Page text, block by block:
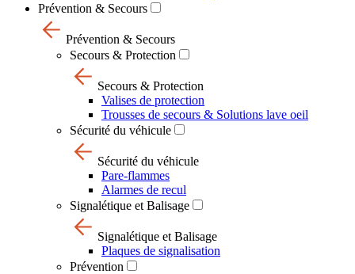
Prévention & Secours
Prévention & Secours
Secours & Protection
Secours & Protection
Valises de protection
Trousses de secours & Solutions lave oeil
Sécurité du véhicule
Sécurité du véhicule
Pare-flammes
Alarmes de recul
Signalétique et Balisage
Signalétique et Balisage
Plaques de signalisation
Prévention